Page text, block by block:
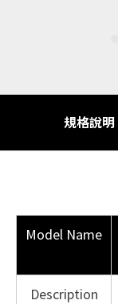
規格說明
Model Name
Description